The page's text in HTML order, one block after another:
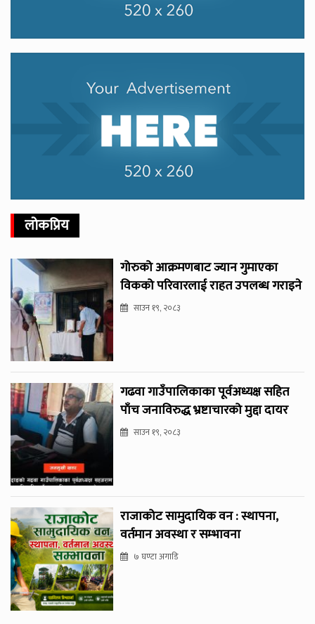
लोकप्रिय
गोरुको आक्रमणबाट ज्यान गुमाएका
विकको परिवारलाई राहत उपलब्ध गराइने
साउन १९, २०८३
गढवा गाउँपालिकाका पूर्वअध्यक्ष सहित
पाँच जनाविरुद्ध भ्रष्टाचारको मुद्दा दायर
साउन १९, २०८३
राजाकोट सामुदायिक वन : स्थापना,
वर्तमान अवस्था र सम्भावना
७ घण्टा अगाडि